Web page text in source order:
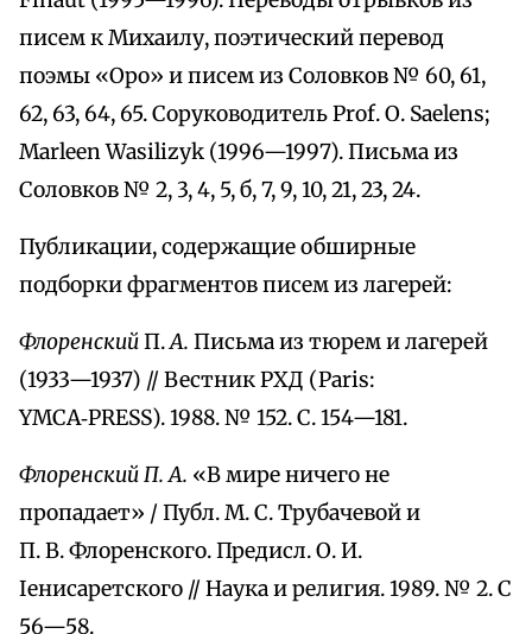
писем к Михаилу, поэтический перевод
поэмы «Оро» и писем из Соловков № 60, 61,
62, 63, 64, 65. Соруководитель Prof. О. Saelens;
Marleen Wasilizyk (1996—1997). Письма из
Соловков № 2, 3, 4, 5, б, 7, 9, 10, 21, 23, 24.
Публикации, содержащие обширные
подборки фрагментов писем из лагерей:
ФлоренскийП.А. Письма из тюрем и лагерей
(1933—1937) // Вестник РХД (Paris:
YMCA‑PRESS). 1988. № 152. С. 154—181.
Флоренский П. А. «В мире ничего не
пропадает» / Публ. М. С. Трубачевой и
П. В. Флоренского. Предисл. О. И.
Іенисаретского // Наука и религия. 1989. № 2. С
56—58.